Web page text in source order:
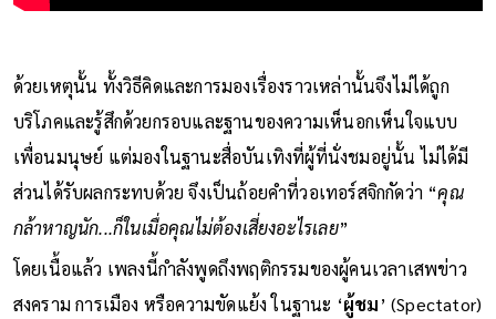
ด้วยเหตุนั้น ทั้งวิธีคิดและการมองเรื่องราวเหล่านั้นจึงไม่ได้ถูก
บริโภคและรู้สึกด้วยกรอบและฐานของความเห็นอกเห็นใจแบบ
เพื่อนมนุษย์ แต่มองในฐานะสื่อบันเทิงที่ผู้ที่นั่งชมอยู่นั้น ไม่ได้มี
ส่วนได้รับผลกระทบด้วย จึงเป็นถ้อยคำที่วอเทอร์สจิกกัดว่า “คุณ
กล้าหาญนัก...ก็ในเมื่อคุณไม่ต้องเสี่ยงอะไรเลย”
โดยเนื้อแล้ว เพลงนี้กำลังพูดถึงพฤติกรรมของผู้คนเวลาเสพข่าว
สงคราม การเมือง หรือความขัดแย้ง ในฐานะ ‘ผู้ชม’ (Spectator)